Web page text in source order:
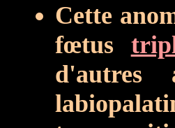
Cette
fœtus
d'autres